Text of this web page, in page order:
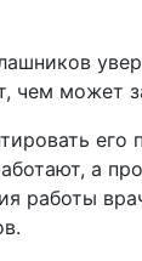
чем может
его
а
работы